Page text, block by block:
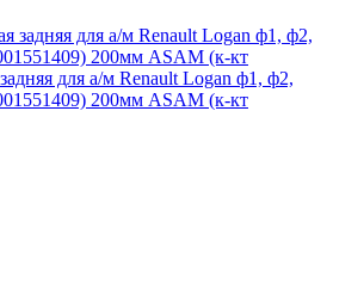
для а/м Renault Logan ф1, ф2,
200мм ASAM (к-кт